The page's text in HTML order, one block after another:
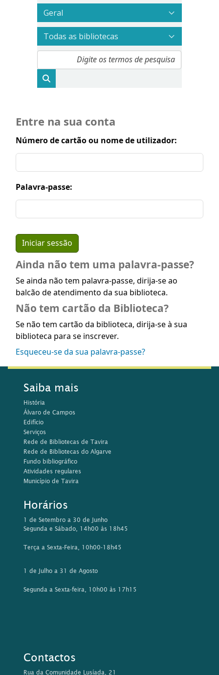
Entre na sua conta
Número de cartão ou nome de utilizador:
Palavra-passe:
Ainda não tem uma palavra-passe?
Se ainda não tem palavra-passe, dirija-se ao
balcão de atendimento da sua biblioteca.
Não tem cartão da Biblioteca?
Se não tem cartão da biblioteca, dirija-se à sua
biblioteca para se inscrever.
Esqueceu-se da sua palavra-passe?
Saiba mais
História
Álvaro de Campos
Edifício
Serviços
Rede de Bibliotecas de Tavira
Rede de Bibliotecas do Algarve
Fundo bibliográfico
Atividades regulares
Município de Tavira
Horários
1 de Setembro a 30 de Junho
Segunda e Sábado, 14h00 às 18h45
Terça a Sexta-Feira, 10h00-18h45
1 de Julho a 31 de Agosto
Segunda a Sexta-feira, 10h00 às 17h15
Contactos
Rua da Comunidade Lusíada, 21